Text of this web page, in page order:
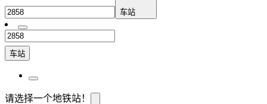
车站
车站
请选择一个地铁站！